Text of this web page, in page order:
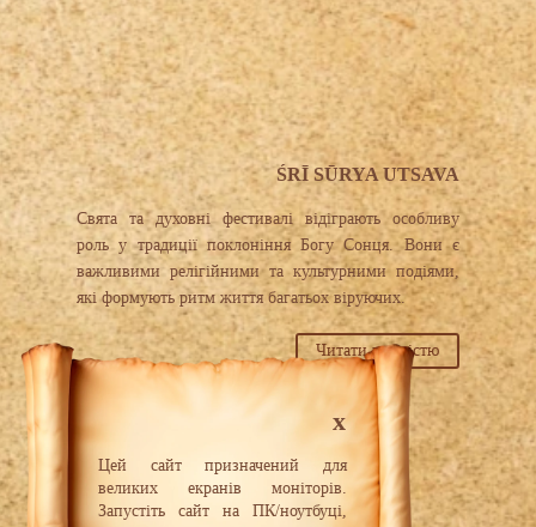
ŚRĪ SŪRYA UTSAVA
Свята та духовні фестивалі відіграють особливу
роль у традиції поклоніння Богу Сонця. Вони є
важливими релігійними та культурними подіями,
які формують ритм життя багатьох віруючих.
Читати повністю
Nasza strona internetowa nie
wykorzystuje plików cookies ani nie
Korzystając z niej, możesz czuć się
w pełni anonimowy i bezpieczny.
Więcej informacji znajdziesz w
x
Цей сайт призначений для
великих екранів моніторів.
Запустіть сайт на ПК/ноутбуці,